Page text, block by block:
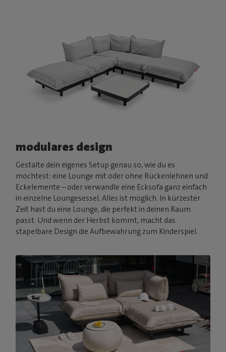
modulares design
Gestalte dein eigenes Setup genau so, wie du es
möchtest: eine Lounge mit oder ohne Rückenlehnen und
Eckelemente – oder verwandle eine Ecksofa ganz einfach
in einzelne Loungesessel. Alles ist möglich. In kürzester
Zeit hast du eine Lounge, die perfekt in deinen Raum
passt. Und wenn der Herbst kommt, macht das
stapelbare Design die Aufbewahrung zum Kinderspiel.